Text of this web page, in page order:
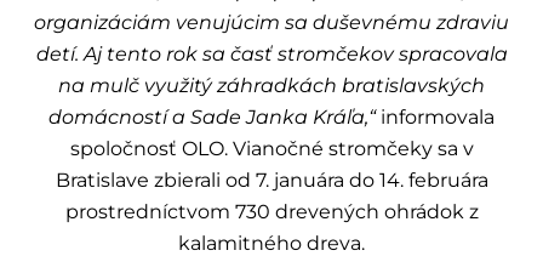
organizáciám venujúcim sa duševnému zdraviu
detí. Aj tento rok sa časť stromčekov spracovala
na mulč využitý záhradkách bratislavských
domácností a Sade Janka Kráľa,“informovala
spoločnosť OLO. Vianočné stromčeky sa v
Bratislave zbierali od 7. januára do 14. februára
prostredníctvom 730 drevených ohrádok z
kalamitného dreva.